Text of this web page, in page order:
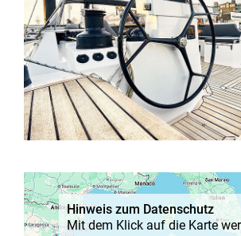
Hinweis zum Datenschutz
Mit dem Klick auf die Karte